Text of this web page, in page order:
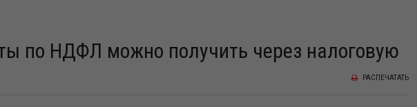
по НДФЛ можно получить через налоговую
РАСПЕЧАТАТЬ